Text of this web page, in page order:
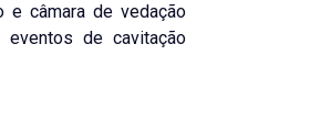
e câmara de vedação
de cavitação